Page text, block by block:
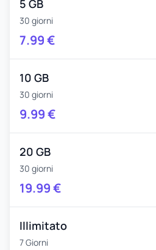
5 GB
30 giorni
7.99€
10 GB
30 giorni
9.99€
20 GB
30 giorni
19.99€
Illimitato
7 Giorni